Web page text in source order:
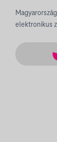
elektronikus